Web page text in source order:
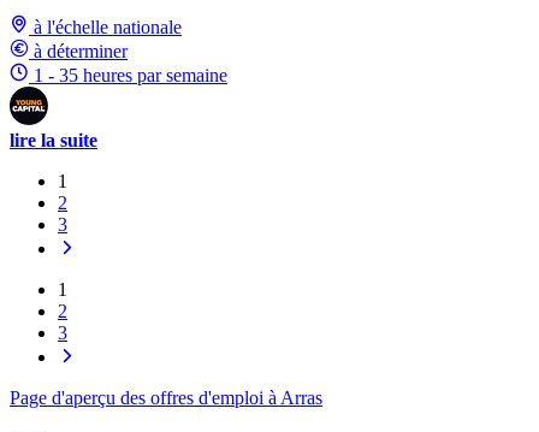
à l'échelle nationale
à déterminer
1 - 35 heures par semaine
lire la suite
1
2
3
1
2
3
Page d'aperçu des offres d'emploi à Arras